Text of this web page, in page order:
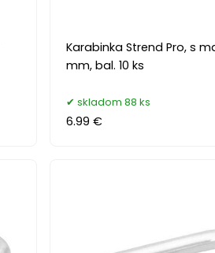
Karabinka Strend Pro, s
mm, bal. 10 ks
skladom 88 ks
6.99 €